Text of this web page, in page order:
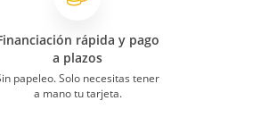
rápida y pago
a plazos
papeleo. Solo necesitas tener
a mano tu tarjeta.